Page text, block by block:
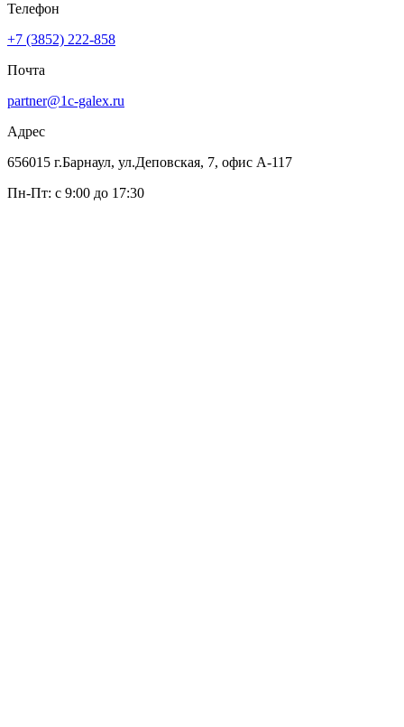
Телефон
+7 (3852) 222-858
Почта
partner@1c-galex.ru
Адрес
656015 г.Барнаул, ул.Деповская, 7, офис А-117
Пн-Пт: с 9:00 до 17:30